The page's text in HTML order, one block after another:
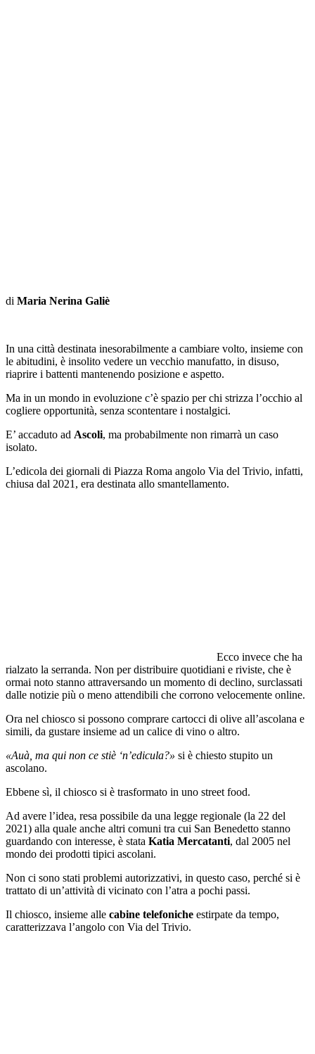
di Maria Nerina Galiè
In una città destinata inesorabilmente a cambiare volto, insieme con
le abitudini, è insolito vedere un vecchio manufatto, in disuso,
riaprire i battenti mantenendo posizione e aspetto.
Ma in un mondo in evoluzione c’è spazio per chi strizza l’occhio al
cogliere opportunità, senza scontentare i nostalgici.
E’ accaduto ad Ascoli, ma probabilmente non rimarrà un caso
isolato.
L’edicola dei giornali di Piazza Roma angolo Via del Trivio, infatti,
chiusa dal 2021, era destinata allo smantellamento.
Ecco invece che ha
rialzato la serranda. Non per distribuire quotidiani e riviste, che è
ormai noto stanno attraversando un momento di declino, surclassati
dalle notizie più o meno attendibili che corrono velocemente online.
Ora nel chiosco si possono comprare cartocci di olive all’ascolana e
simili, da gustare insieme ad un calice di vino o altro.
«Auà, ma qui non ce stiè ‘n’edicula?» si è chiesto stupito un
ascolano.
Ebbene sì, il chiosco si è trasformato in uno street food.
Ad avere l’idea, resa possibile da una legge regionale (la 22 del
2021) alla quale anche altri comuni tra cui San Benedetto stanno
guardando con interesse, è stata Katia Mercatanti, dal 2005 nel
mondo dei prodotti tipici ascolani.
Non ci sono stati problemi autorizzativi, in questo caso, perché si è
trattato di un’attività di vicinato con l’atra a pochi passi.
Il chiosco, insieme alle cabine telefoniche estirpate da tempo,
caratterizzava l’angolo con Via del Trivio.